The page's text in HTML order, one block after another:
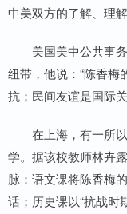
中美双方的了解、理
美国美中公共事务
纽带，他说：“陈香梅
抗；民间友谊是国际
在上海，有一所以
学。据该校教师林卉
脉：语文课将陈香梅
话；历史课以“抗战时